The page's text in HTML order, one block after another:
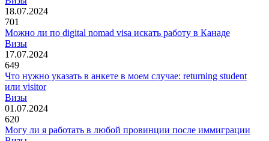
18.07.2024
701
Можно ли по digital nomad visa искать работу в Канаде
Визы
17.07.2024
649
Что нужно указать в анкете в моем случае: returning student
или visitor
Визы
01.07.2024
620
Могу ли я работать в любой провинции после иммиграции